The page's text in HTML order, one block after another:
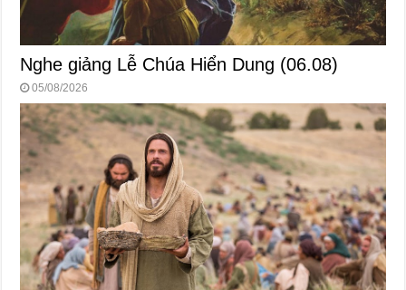
Nghe giảng Lễ Chúa Hiển Dung (06.08)
05/08/2026